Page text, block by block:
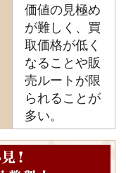
価値の見極め
が難しく、買
取価格が低く
なることや販
売ルートが限
られることが
多い。